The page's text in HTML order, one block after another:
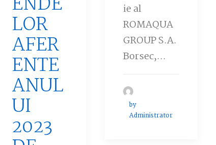
LOR
AFER
ENTE
ANUL
UI
2023
ie al
ROMAQUA
GROUP S.A.
Borsec,…
by
Administrator